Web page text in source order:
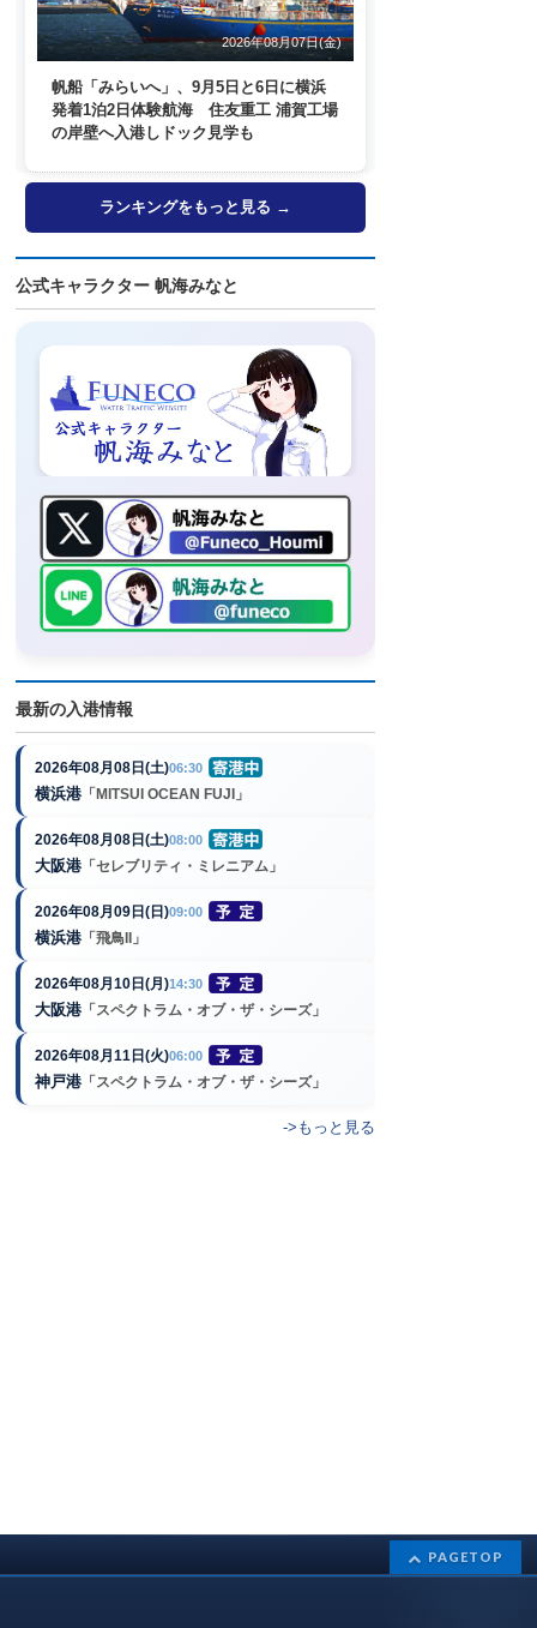
2026年08月07日(金)
帆船「みらいへ」、9月5日と6日に横浜
発着1泊2日体験航海 住友重工 浦賀工場
の岸壁へ入港しドック見学も
ランキングをもっと見る →
公式キャラクター 帆海みなと
最新の入港情報
2026年08月08日(土)06:30
横浜港 「MITSUI OCEAN FUJI」
2026年08月08日(土)08:00
大阪港 「セレブリティ・ミレニアム」
2026年08月09日(日)09:00
横浜港 「飛鳥II」
2026年08月10日(月)14:30
大阪港 「スペクトラム・オブ・ザ・シーズ」
2026年08月11日(火)06:00
神戸港 「スペクトラム・オブ・ザ・シーズ」
->もっと見る
PAGETOP